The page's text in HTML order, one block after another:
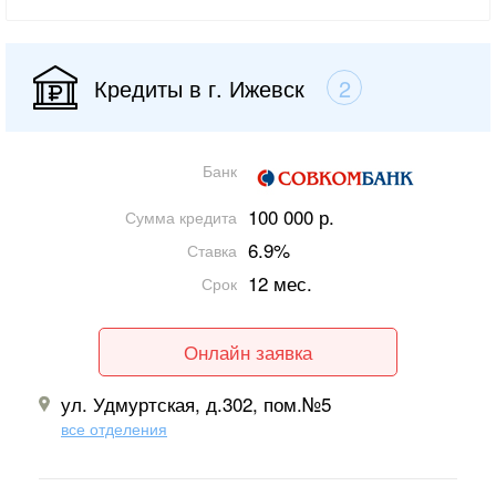
Кредиты в г. Ижевск 2
Банк
Сумма кредита 100 000 р.
Ставка 6.9%
Срок 12 мес.
Онлайн заявка
ул. Удмуртская, д.302, пом.№5
все отделения